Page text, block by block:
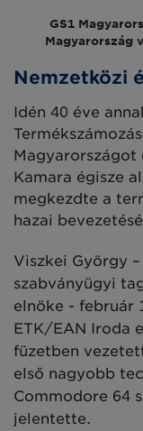
GS1
Magyarország
Nemzetközi
Idén 40 éve
Magyarországot
Kamara égisze
megkezdte a
hazai
Viszkei György
szabványügyi
elnöke - február
ETK/EAN Iroda
füzetben
első nagyobb
Commodore 64
jelentette.